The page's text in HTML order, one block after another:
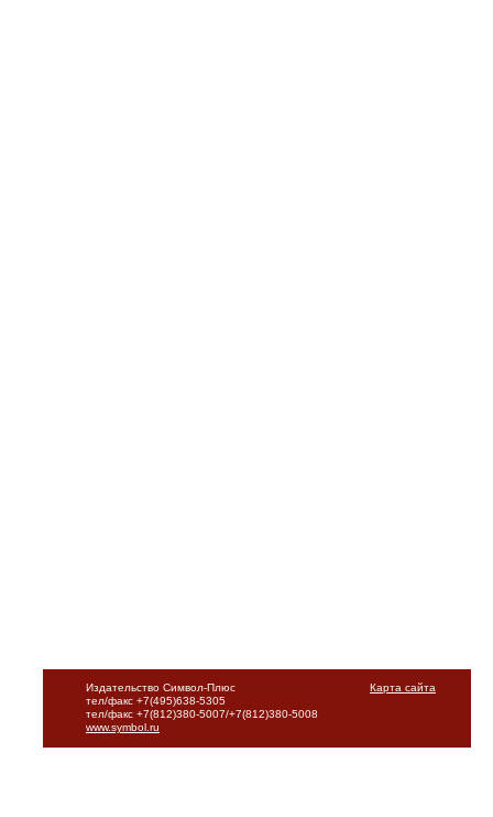
Карта сайта
Издательство Символ-Плюс
тел/факс +7(495)638-5305
тел/факс +7(812)380-5007/+7(812)380-5008
www.symbol.ru